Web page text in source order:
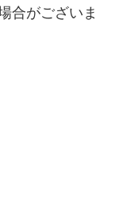
合がございま